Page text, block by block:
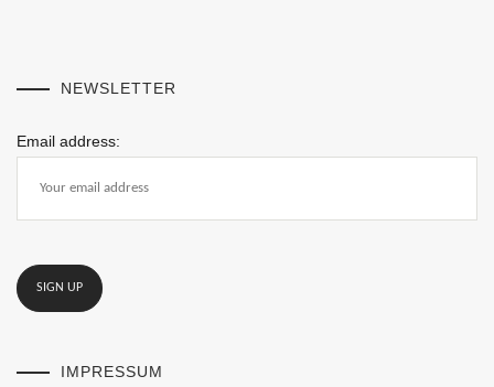
NEWSLETTER
Email address:
IMPRESSUM